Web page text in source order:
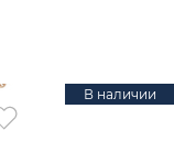
В наличии